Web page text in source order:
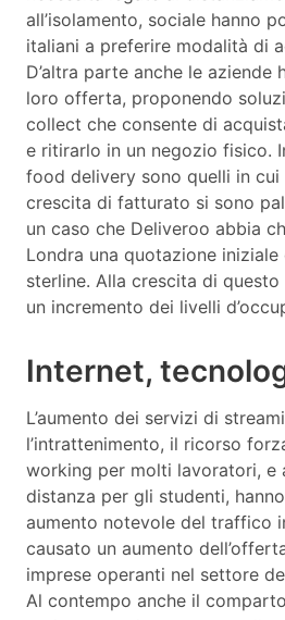
all’isolamento, sociale hanno
italiani a preferire modalità di
D’altra parte anche le aziende
loro offerta, proponendo
collect che consente di
e ritirarlo in un negozio fisico.
food delivery sono quelli in cui
crescita di fatturato si sono
un caso che Deliveroo abbia
Londra una quotazione
sterline. Alla crescita di
un incremento dei livelli
Internet,
L’aumento dei servizi di
l’intrattenimento, il ricorso
working per molti lavoratori, e
distanza per gli studenti,
aumento notevole del traffico
causato un aumento
imprese operanti nel settore
Al contempo anche il